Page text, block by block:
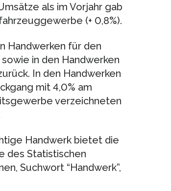
als im Vorjahr gab
(+ 0,8%).
Handwerken für den
in den Handwerken
In den Handwerken
mit 4,0% am
verzeichneten
Handwerk bietet die
des Statistischen
Suchwort “Handwerk”,